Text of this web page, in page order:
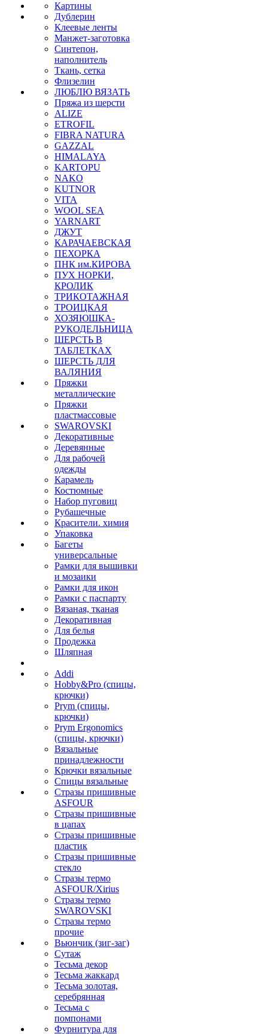
Картины
Дублерин
Клеевые ленты
Манжет-заготовка
Синтепон,
наполнитель
Ткань, сетка
Флизелин
ЛЮБЛЮ ВЯЗАТЬ
Пряжа из шерсти
ALIZE
ETROFIL
FIBRA NATURA
GAZZAL
HIMALAYA
KARTOPU
NAKO
KUTNOR
VITA
WOOL SEA
YARNART
ДЖУТ
КАРАЧАЕВСКАЯ
ПЕХОРКА
ПНК им.КИРОВА
ПУХ НОРКИ,
КРОЛИК
ТРИКОТАЖНАЯ
ТРОИЦКАЯ
ХОЗЯЮШКА-
РУКОДЕЛЬНИЦА
ШЕРСТЬ В
ТАБЛЕТКАХ
ШЕРСТЬ ДЛЯ
ВАЛЯНИЯ
Пряжки
металлические
Пряжки
пластмассовые
SWAROVSKI
Декоративные
Деревянные
Для рабочей
одежды
Карамель
Костюмные
Набор пуговиц
Рубашечные
Красители. химия
Упаковка
Багеты
универсальные
Рамки для вышивки
и мозаики
Рамки для икон
Рамки с паспарту
Вязаная, тканая
Декоративная
Для белья
Продежка
Шляпная
Addi
Hobby&Pro (спицы,
крючки)
Prym (спицы,
крючки)
Prym Ergonomics
(спицы, крючки)
Вязальные
принадлежности
Крючки вязальные
Спицы вязальные
Стразы пришивные
ASFOUR
Стразы пришивные
в цапах
Стразы пришивные
пластик
Стразы пришивные
стекло
Стразы термо
ASFOUR/Xirius
Стразы термо
SWAROVSKI
Стразы термо
прочие
Вьюнчик (зиг-заг)
Сутаж
Тесьма декор
Тесьма жаккард
Тесьма золотая,
серебрянная
Тесьма с
помпонами
Фурнитура для